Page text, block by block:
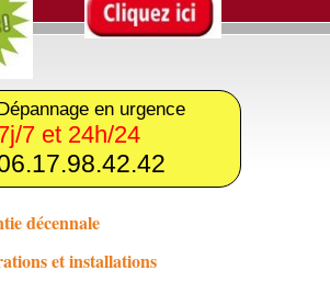
Dépannage en urgence
7 et 24h/24
décennale
et installations